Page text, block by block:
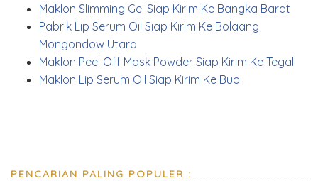
Maklon Slimming Gel Siap Kirim Ke Bangka Barat
Pabrik Lip Serum Oil Siap Kirim Ke Bolaang
Mongondow Utara
Maklon Peel Off Mask Powder Siap Kirim Ke Tegal
Maklon Lip Serum Oil Siap Kirim Ke Buol
PENCARIAN PALING POPULER :